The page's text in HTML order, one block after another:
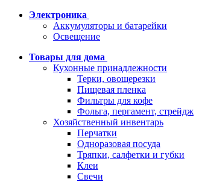
Электроника
Аккумуляторы и батарейки
Освещение
Товары для дома
Кухонные принадлежности
Терки, овощерезки
Пищевая пленка
Фильтры для кофе
Фольга, пергамент, стрейдж
Хозяйственный инвентарь
Перчатки
Одноразовая посуда
Тряпки, салфетки и губки
Клеи
Свечи